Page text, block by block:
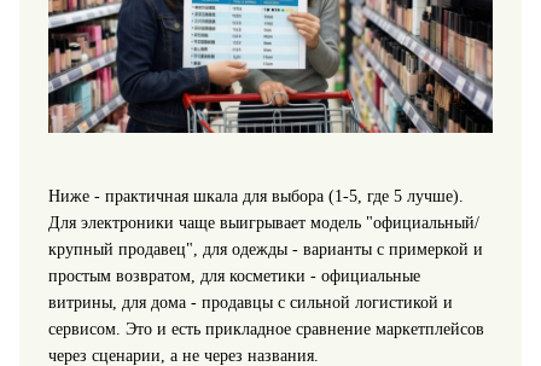
Ниже - практичная шкала для выбора (1-5, где 5 лучше).
Для электроники чаще выигрывает модель "официальный/
крупный продавец", для одежды - варианты с примеркой и
простым возвратом, для косметики - официальные
витрины, для дома - продавцы с сильной логистикой и
сервисом. Это и есть прикладное сравнение маркетплейсов
через сценарии, а не через названия.